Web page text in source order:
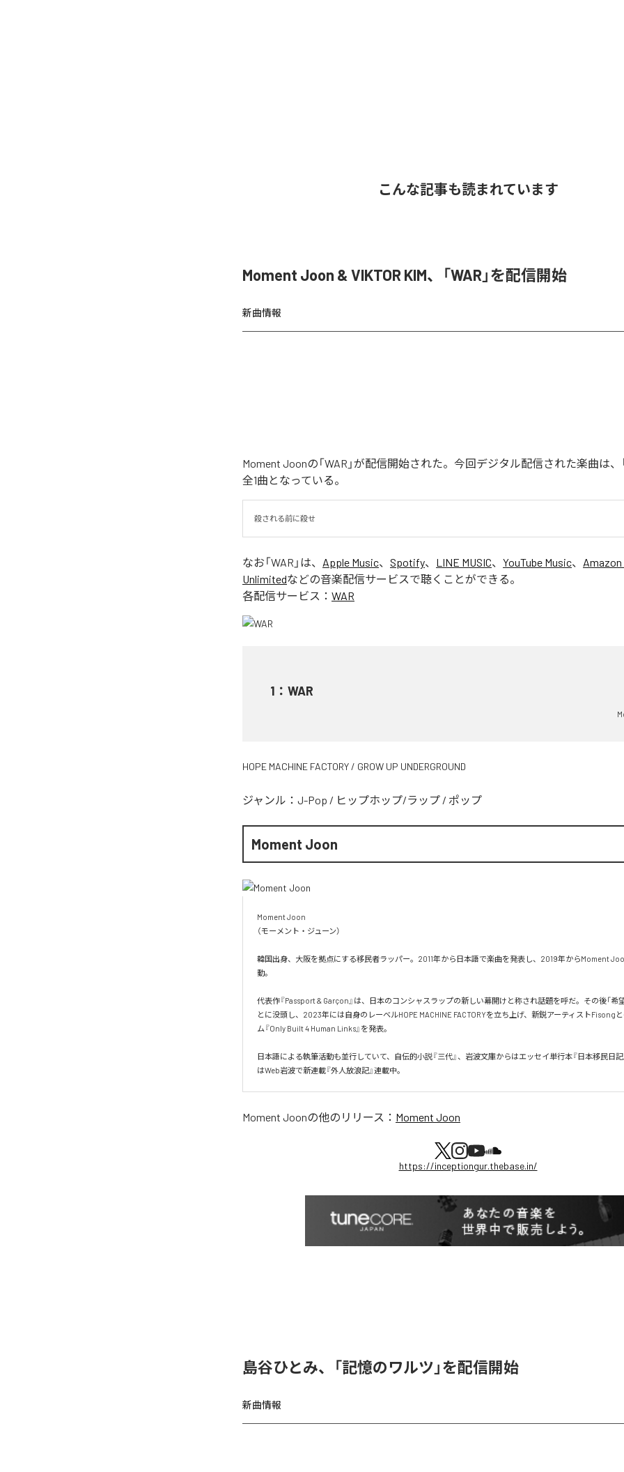
こんな記事も読まれています
Moment Joon & VIKTOR KIM、「WAR」を配信開始
新曲情報
Moment Joonの「WAR」が配信開始された。今回デジタル配信された楽曲は、
全1曲となっている。
殺される前に殺せ
なお「WAR 」は、 Apple Music、 Spotify、 LINE MUSIC、 YouTube Music、
Unlimitedなどの音楽配信サービスで聴くことができる。
各配信サービス： WAR
1 ： WAR
HOPE MACHINE FACTORY / GROW UP UNDERGROUND
ジャンル： J-Pop / ヒップホップ/ラップ / ポップ
Moment Joon
Moment Joon
（モーメント・ジューン）
韓国出身、大阪を拠点にする移民者ラッパー。2011年から日本語で楽曲を発表し、2019年からMoment
動。
代表作『Passport & Garçon』は、日本のコンシャスラップの新しい幕開けと称され話題を呼だ。その後「希
とに没頭し、2023年には自身のレーベルHOPE MACHINE FACTORYを立ち上げ、新鋭アーティストFisong
ム『Only Built 4 Human Links』を発表。
日本語による執筆活動も並行していて、自伝的小説『三代』、岩波文庫からはエッセイ単行本『日本移民日
はWeb岩波で新連載『外人放浪記』連載中。
Moment Joonの他のリリース： Moment Joon
https://inceptiongur.thebase.in/
島谷ひとみ、「記憶のワルツ」を配信開始
新曲情報